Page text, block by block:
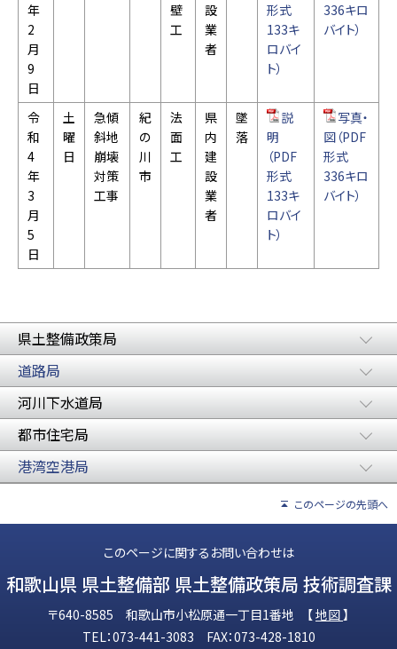
年
2
月
9
日
壁
工
設
業
者
形式
133キ
ロバイ
ト）
336キロ
バイト）
令
和
4
年
3
月
5
日
土
曜
日
急傾
斜地
崩壊
対策
工事
紀
の
川
市
法
面
工
県
内
建
設
業
者
墜
落
説
明
（PDF
形式
133キ
ロバイ
ト）
写真・
図（PDF
形式
336キロ
バイト）
県土整備政策局
道路局
河川下水道局
都市住宅局
港湾空港局
このページの先頭へ
このページに関するお問い合わせは
和歌山県 県土整備部 県土整備政策局 技術調査課
〒640-8585 和歌山市小松原通一丁目1番地 【地図】
TEL：073-441-3083 FAX：073-428-1810